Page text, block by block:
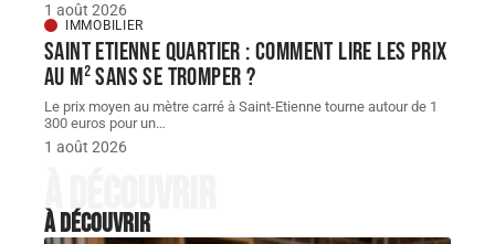
1 août 2026
IMMOBILIER
Saint Etienne quartier : comment lire les prix
au m² sans se tromper ?
Le prix moyen au mètre carré à Saint-Etienne tourne autour de 1
300 euros pour un…
1 août 2026
À découvrir
À découvrir